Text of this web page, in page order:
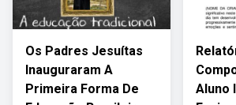
Os Padres Jesuítas
Inauguraram A
Primeira Forma De
Aluno